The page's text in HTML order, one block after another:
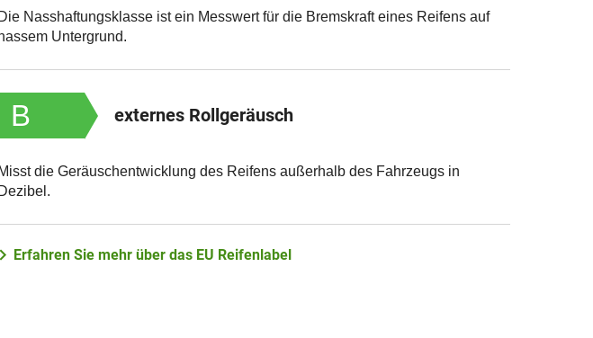
Die Nasshaftungsklasse ist ein Messwert für die Bremskraft eines Reifens auf
Untergrund.
B externes Rollgeräusch
Misst die Geräuschentwicklung des Reifens außerhalb des Fahrzeugs in
Dezibel.
Erfahren Sie mehr über das EU Reifenlabel